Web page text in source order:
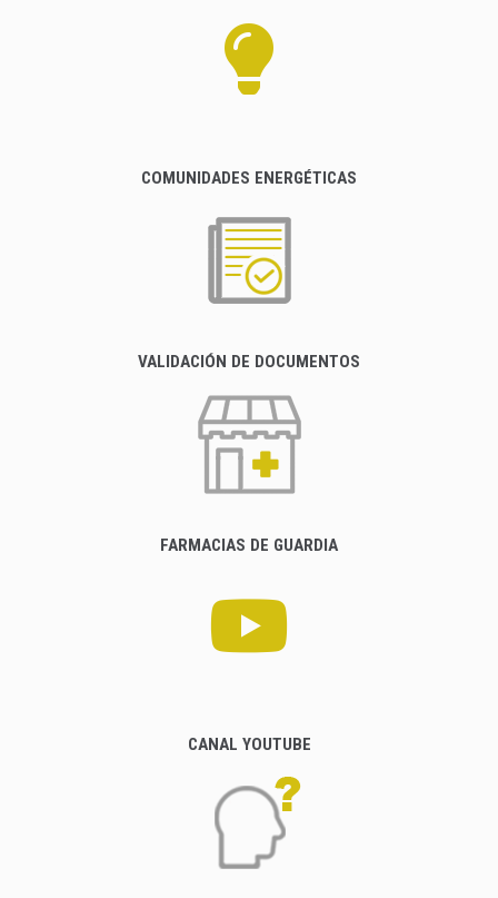
COMUNIDADES ENERGÉTICAS
VALIDACIÓN DE DOCUMENTOS
FARMACIAS DE GUARDIA
CANAL YOUTUBE